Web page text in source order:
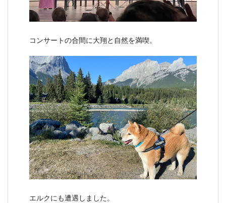
コンサートの合間に大翔と自然を満喫。
エルクにも遭遇しました。